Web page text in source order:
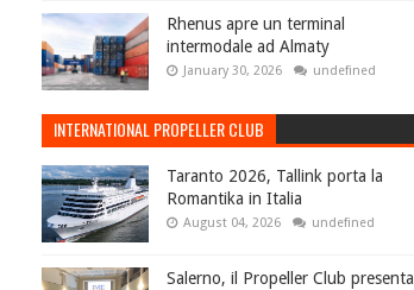
Rhenus apre un terminal
intermodale ad Almaty
January 30, 2026 undefined
INTERNATIONAL PROPELLER CLUB
Taranto 2026, Tallink porta la
Romantika in Italia
August 04, 2026 undefined
Salerno, il Propeller Club presenta